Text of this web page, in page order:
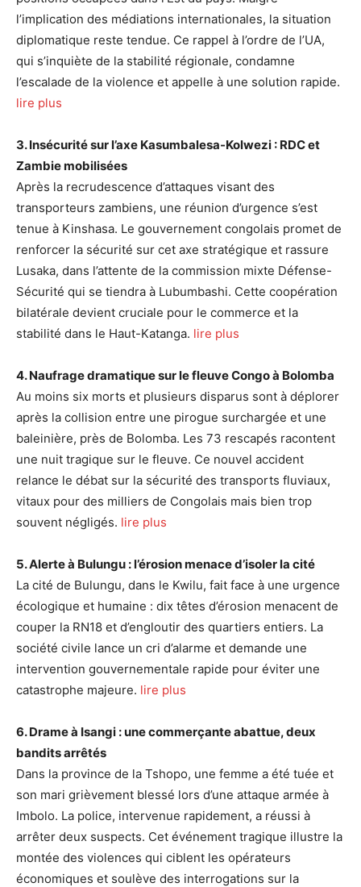
l’implication des médiations internationales, la situation
diplomatique reste tendue. Ce rappel à l’ordre de l’UA,
qui s’inquiète de la stabilité régionale, condamne
l’escalade de la violence et appelle à une solution rapide.
lire plus
3. Insécurité sur l’axe Kasumbalesa-Kolwezi : RDC et
Zambie mobilisées
Après la recrudescence d’attaques visant des
transporteurs zambiens, une réunion d’urgence s’est
tenue à Kinshasa. Le gouvernement congolais promet de
renforcer la sécurité sur cet axe stratégique et rassure
Lusaka, dans l’attente de la commission mixte Défense-
Sécurité qui se tiendra à Lubumbashi. Cette coopération
bilatérale devient cruciale pour le commerce et la
stabilité dans le Haut-Katanga. lire plus
4. Naufrage dramatique sur le fleuve Congo à Bolomba
Au moins six morts et plusieurs disparus sont à déplorer
après la collision entre une pirogue surchargée et une
baleinière, près de Bolomba. Les 73 rescapés racontent
une nuit tragique sur le fleuve. Ce nouvel accident
relance le débat sur la sécurité des transports fluviaux,
vitaux pour des milliers de Congolais mais bien trop
souvent négligés. lire plus
5. Alerte à Bulungu : l’érosion menace d’isoler la cité
La cité de Bulungu, dans le Kwilu, fait face à une urgence
écologique et humaine : dix têtes d’érosion menacent de
couper la RN18 et d’engloutir des quartiers entiers. La
société civile lance un cri d’alarme et demande une
intervention gouvernementale rapide pour éviter une
catastrophe majeure. lire plus
6. Drame à Isangi : une commerçante abattue, deux
bandits arrêtés
Dans la province de la Tshopo, une femme a été tuée et
son mari grièvement blessé lors d’une attaque armée à
Imbolo. La police, intervenue rapidement, a réussi à
arrêter deux suspects. Cet événement tragique illustre la
montée des violences qui ciblent les opérateurs
économiques et soulève des interrogations sur la